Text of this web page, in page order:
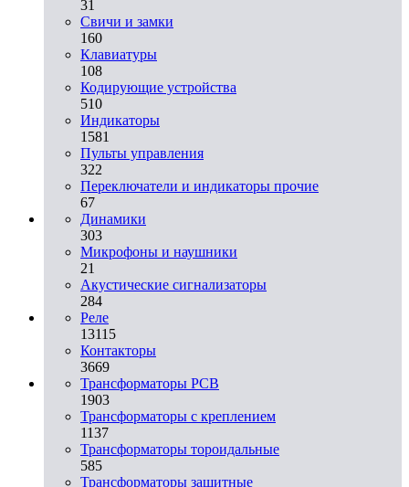
31
Свичи и замки
160
Клавиатуры
108
Кодирующие устройства
510
Индикаторы
1581
Пульты управления
322
Переключатели и индикаторы прочие
67
Динамики
303
Микрофоны и наушники
21
Акустические сигнализаторы
284
Реле
13115
Контакторы
3669
Трансформаторы PCB
1903
Трансформаторы с креплением
1137
Трансформаторы тороидальные
585
Трансформаторы защитные